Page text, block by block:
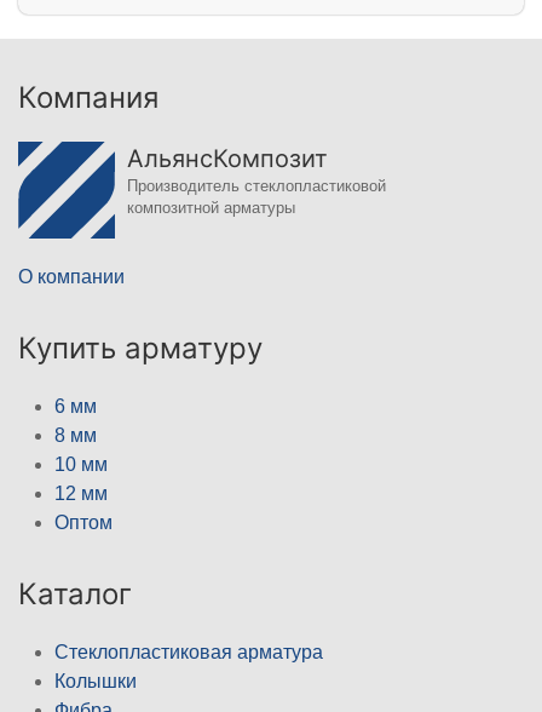
Компания
АльянсКомпозит
Производитель стеклопластиковой
композитной арматуры
О компании
Купить арматуру
6 мм
8 мм
10 мм
12 мм
Оптом
Каталог
Стеклопластиковая арматура
Колышки